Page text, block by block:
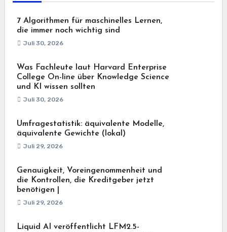
7 Algorithmen für maschinelles Lernen,
die immer noch wichtig sind
Juli 30, 2026
Was Fachleute laut Harvard Enterprise
College On-line über Knowledge Science
und KI wissen sollten
Juli 30, 2026
Umfragestatistik: äquivalente Modelle,
äquivalente Gewichte (lokal)
Juli 29, 2026
Genauigkeit, Voreingenommenheit und
die Kontrollen, die Kreditgeber jetzt
benötigen |
Juli 29, 2026
Liquid AI veröffentlicht LFM2.5-